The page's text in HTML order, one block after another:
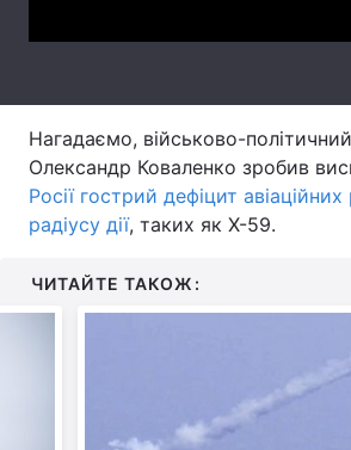
Тема оформлення
Нагадаємо, військово-
Олександр Коваленко зробив
Росії гострий дефіцит
радіусу дії, таких як Х-59.
ЧИТАЙТЕ ТАКОЖ: